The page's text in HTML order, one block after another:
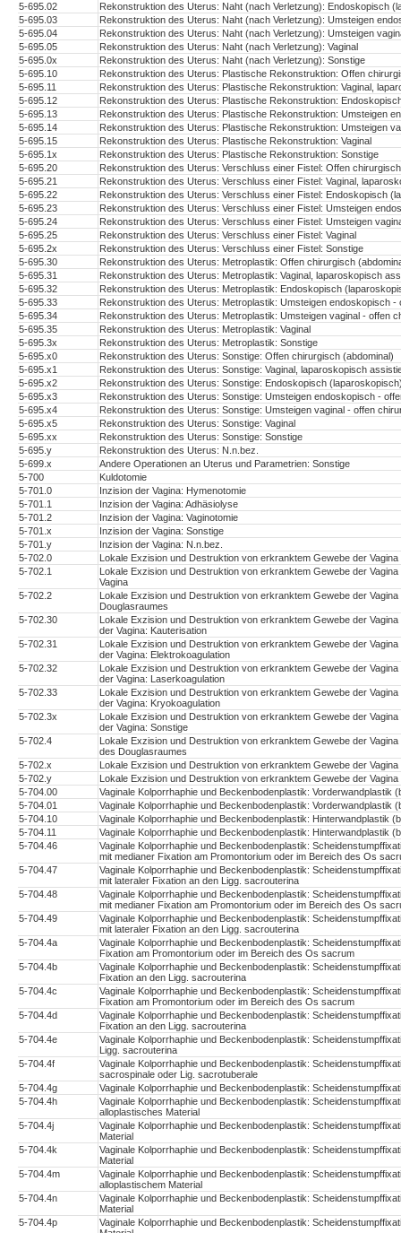
5-695.02
Rekonstruktion des Uterus: Naht (nach Verletzung): Endoskopisch
5-695.03
Rekonstruktion des Uterus: Naht (nach Verletzung): Umsteigen
5-695.04
Rekonstruktion des Uterus: Naht (nach Verletzung): Umsteigen
5-695.05
Rekonstruktion des Uterus: Naht (nach Verletzung): Vaginal
5-695.0x
Rekonstruktion des Uterus: Naht (nach Verletzung): Sonstige
5-695.10
Rekonstruktion des Uterus: Plastische Rekonstruktion: Offen
5-695.11
Rekonstruktion des Uterus: Plastische Rekonstruktion: Vaginal,
5-695.12
Rekonstruktion des Uterus: Plastische Rekonstruktion:
5-695.13
Rekonstruktion des Uterus: Plastische Rekonstruktion: Umsteigen
5-695.14
Rekonstruktion des Uterus: Plastische Rekonstruktion: Umsteigen
5-695.15
Rekonstruktion des Uterus: Plastische Rekonstruktion: Vaginal
5-695.1x
Rekonstruktion des Uterus: Plastische Rekonstruktion: Sonstige
5-695.20
Rekonstruktion des Uterus: Verschluss einer Fistel: Offen
5-695.21
Rekonstruktion des Uterus: Verschluss einer Fistel: Vaginal,
5-695.22
Rekonstruktion des Uterus: Verschluss einer Fistel: Endoskopisch
5-695.23
Rekonstruktion des Uterus: Verschluss einer Fistel: Umsteigen
5-695.24
Rekonstruktion des Uterus: Verschluss einer Fistel: Umsteigen
5-695.25
Rekonstruktion des Uterus: Verschluss einer Fistel: Vaginal
5-695.2x
Rekonstruktion des Uterus: Verschluss einer Fistel: Sonstige
5-695.30
Rekonstruktion des Uterus: Metroplastik: Offen chirurgisch
5-695.31
Rekonstruktion des Uterus: Metroplastik: Vaginal, laparoskopisch
5-695.32
Rekonstruktion des Uterus: Metroplastik: Endoskopisch
5-695.33
Rekonstruktion des Uterus: Metroplastik: Umsteigen endoskopisch -
5-695.34
Rekonstruktion des Uterus: Metroplastik: Umsteigen vaginal - offen
5-695.35
Rekonstruktion des Uterus: Metroplastik: Vaginal
5-695.3x
Rekonstruktion des Uterus: Metroplastik: Sonstige
5-695.x0
Rekonstruktion des Uterus: Sonstige: Offen chirurgisch (abdominal)
5-695.x1
Rekonstruktion des Uterus: Sonstige: Vaginal, laparoskopisch
5-695.x2
Rekonstruktion des Uterus: Sonstige: Endoskopisch
5-695.x3
Rekonstruktion des Uterus: Sonstige: Umsteigen endoskopisch -
5-695.x4
Rekonstruktion des Uterus: Sonstige: Umsteigen vaginal - offen
5-695.x5
Rekonstruktion des Uterus: Sonstige: Vaginal
5-695.xx
Rekonstruktion des Uterus: Sonstige: Sonstige
5-695.y
Rekonstruktion des Uterus: N.n.bez.
5-699.x
Andere Operationen an Uterus und Parametrien: Sonstige
5-700
Kuldotomie
5-701.0
Inzision der Vagina: Hymenotomie
5-701.1
Inzision der Vagina: Adhäsiolyse
5-701.2
Inzision der Vagina: Vaginotomie
5-701.x
Inzision der Vagina: Sonstige
5-701.y
Inzision der Vagina: N.n.bez.
5-702.0
Lokale Exzision und Destruktion von erkranktem Gewebe der
5-702.1
Lokale Exzision und Destruktion von erkranktem Gewebe der
Vagina
5-702.2
Lokale Exzision und Destruktion von erkranktem Gewebe der
Douglasraumes
5-702.30
Lokale Exzision und Destruktion von erkranktem Gewebe der
der Vagina: Kauterisation
5-702.31
Lokale Exzision und Destruktion von erkranktem Gewebe der
der Vagina: Elektrokoagulation
5-702.32
Lokale Exzision und Destruktion von erkranktem Gewebe der
der Vagina: Laserkoagulation
5-702.33
Lokale Exzision und Destruktion von erkranktem Gewebe der
der Vagina: Kryokoagulation
5-702.3x
Lokale Exzision und Destruktion von erkranktem Gewebe der
der Vagina: Sonstige
5-702.4
Lokale Exzision und Destruktion von erkranktem Gewebe der
des Douglasraumes
5-702.x
Lokale Exzision und Destruktion von erkranktem Gewebe der
5-702.y
Lokale Exzision und Destruktion von erkranktem Gewebe der
5-704.00
Vaginale Kolporrhaphie und Beckenbodenplastik:
5-704.01
Vaginale Kolporrhaphie und Beckenbodenplastik:
5-704.10
Vaginale Kolporrhaphie und Beckenbodenplastik: Hinterwandplastik
5-704.11
Vaginale Kolporrhaphie und Beckenbodenplastik: Hinterwandplastik
5-704.46
Vaginale Kolporrhaphie und Beckenbodenplastik:
mit medianer Fixation am Promontorium oder im Bereich des Os
5-704.47
Vaginale Kolporrhaphie und Beckenbodenplastik:
mit lateraler Fixation an den Ligg. sacrouterina
5-704.48
Vaginale Kolporrhaphie und Beckenbodenplastik:
mit medianer Fixation am Promontorium oder im Bereich des Os
5-704.49
Vaginale Kolporrhaphie und Beckenbodenplastik:
mit lateraler Fixation an den Ligg. sacrouterina
5-704.4a
Vaginale Kolporrhaphie und Beckenbodenplastik:
Fixation am Promontorium oder im Bereich des Os sacrum
5-704.4b
Vaginale Kolporrhaphie und Beckenbodenplastik:
Fixation an den Ligg. sacrouterina
5-704.4c
Vaginale Kolporrhaphie und Beckenbodenplastik:
Fixation am Promontorium oder im Bereich des Os sacrum
5-704.4d
Vaginale Kolporrhaphie und Beckenbodenplastik:
Fixation an den Ligg. sacrouterina
5-704.4e
Vaginale Kolporrhaphie und Beckenbodenplastik:
Ligg. sacrouterina
5-704.4f
Vaginale Kolporrhaphie und Beckenbodenplastik:
sacrospinale oder Lig. sacrotuberale
5-704.4g
Vaginale Kolporrhaphie und Beckenbodenplastik:
5-704.4h
Vaginale Kolporrhaphie und Beckenbodenplastik:
alloplastisches Material
5-704.4j
Vaginale Kolporrhaphie und Beckenbodenplastik:
Material
5-704.4k
Vaginale Kolporrhaphie und Beckenbodenplastik:
Material
5-704.4m
Vaginale Kolporrhaphie und Beckenbodenplastik:
alloplastischem Material
5-704.4n
Vaginale Kolporrhaphie und Beckenbodenplastik:
Material
5-704.4p
Vaginale Kolporrhaphie und Beckenbodenplastik: